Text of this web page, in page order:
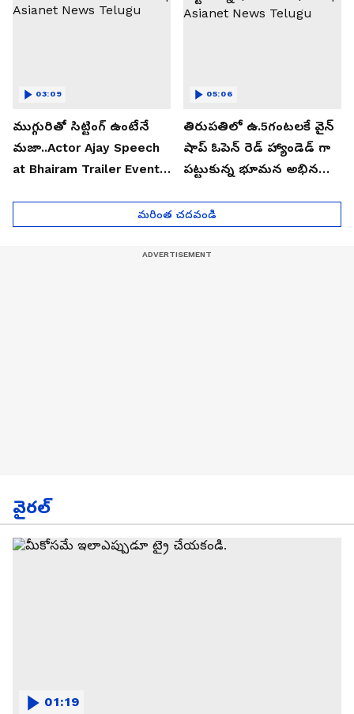
ముగ్గురితో సిట్టింగ్ ఉంటేనే
మజా..Actor Ajay Speech
at Bhairam Trailer Event |
03:09
తిరుపతిలో ఉ.5గంటలకే వైన్
షాప్ ఓపెన్ రెడ్ హ్యాండెడ్ గా
పట్టుకున్న భూమన అభినయ్|
05:06
మరింత చదవండి
వైరల్
01:19